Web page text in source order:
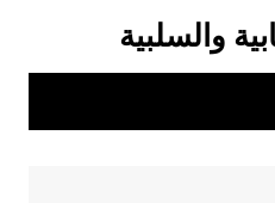
والسلبية